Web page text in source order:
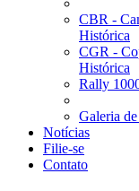
CBR -
Histórica
CGR -
Histórica
Rally
Galeria
Notícias
Filie-se
Contato